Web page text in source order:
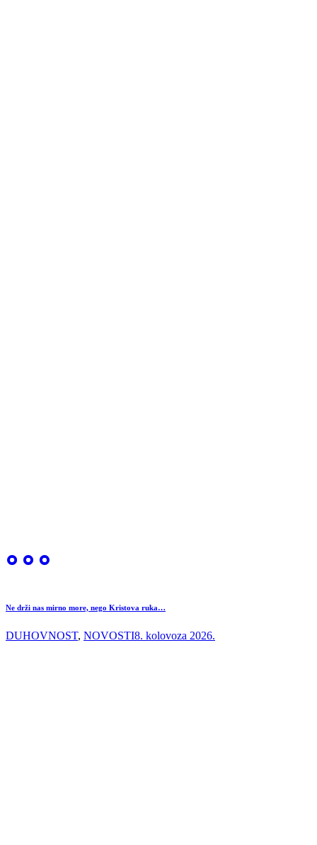
Ne drži nas mirno more, nego Kristova ruka…
DUHOVNOST, NOVOSTI8. kolovoza 2026.